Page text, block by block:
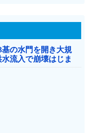
基の水門を開き大規
流入で崩壊はじま